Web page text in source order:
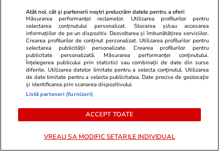
Politică
Judecătorii și procurorii, arși la buzunar pe
noua lege a salarizării. Diminuare de până la
15.000 de lei
Știri România 21 iul.
Curtea de Apel București a suspendat
procedura noii legi a salarizării, pusă în
transparență de Ministerul Muncii. Dragoș
Pîslaru: „Nu produce vreun efect”
Atât noi, cât și partenerii noștri prelucrăm datele pentru a oferi:
Măsurarea performanței reclamelor. Utilizarea profilurilor pentru
selectarea conținutului personalizat. Stocarea și/sau accesarea
informațiilor de pe un dispozitiv. Dezvoltarea și îmbunătățirea serviciilor.
Crearea profilurilor de conținut personalizat. Utilizarea profilurilor pentru
selectarea publicității personalizate. Crearea profilurilor pentru
publicitate personalizată. Măsurarea performanței conținutului.
Înțelegerea publicului prin statistici sau combinații de date din surse
diferite. Utilizarea datelor limitate pentru a selecta conținutul. Utilizarea
de date limitate pentru a selecta publicitatea. Date precise de geolocație
și identificarea prin scanarea dispozitivului.
Listă parteneri (furnizori)
ACCEPT TOATE
VREAU SA MODIFIC SETARILE INDIVIDUAL